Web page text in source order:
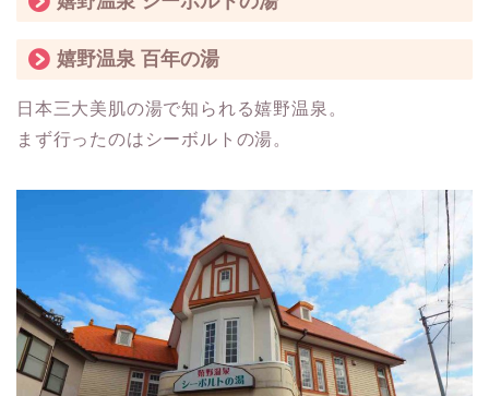
嬉野温泉 百年の湯
日本三大美肌の湯で知られる嬉野温泉。
まず行ったのはシーボルトの湯。